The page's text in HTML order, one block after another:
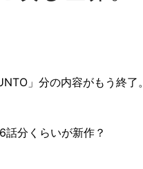
」分の内容がもう終了。
分くらいが新作？